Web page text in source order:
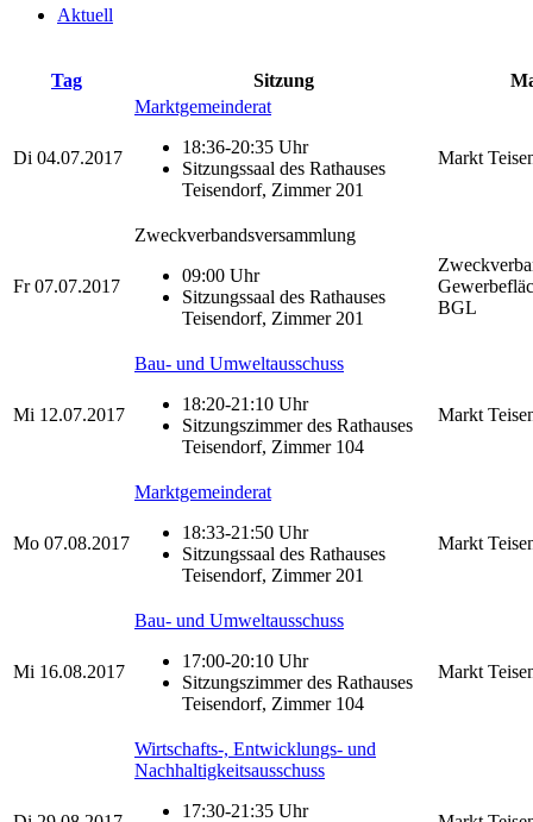
Aktuell
Tag Sitzung
Di 04.07.2017
Marktgemeinderat
18:36-20:35 Uhr
Sitzungssaal des Rathauses
Teisendorf, Zimmer 201
Markt
Fr07.07.2017
Zweckverbandsversammlung
09:00 Uhr
Sitzungssaal des Rathauses
Teisendorf, Zimmer 201
BGL
Mi 12.07.2017
Bau- und Umweltausschuss
18:20-21:10 Uhr
Sitzungszimmer des Rathauses
Teisendorf, Zimmer 104
Markt
Mo 07.08.2017
Marktgemeinderat
18:33-21:50 Uhr
Sitzungssaal des Rathauses
Teisendorf, Zimmer 201
Markt
Mi 16.08.2017
Bau- und Umweltausschuss
17:00-20:10 Uhr
Sitzungszimmer des Rathauses
Teisendorf, Zimmer 104
Markt
Wirtschafts-, Entwicklungs- und
Nachhaltigkeitsausschuss
17:30-21:35 Uhr